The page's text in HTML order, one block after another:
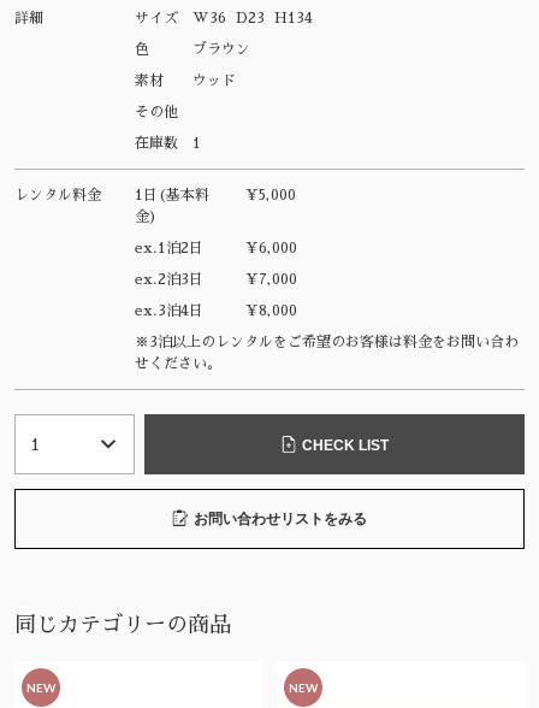
詳細 サイズ W36 D23 H134
色 ブラウン
素材 ウッド
その他
在庫数 1
レンタル料金
1日(基本料
金)
¥5,000
ex.1泊2日 ¥6,000
ex.2泊3日 ¥7,000
ex.3泊4日 ¥8,000
※3泊以上のレンタルをご希望のお客様は料金をお問い合わ
せください。
CHECK LIST
お問い合わせリストをみる
同じカテゴリーの商品
NEW NEW